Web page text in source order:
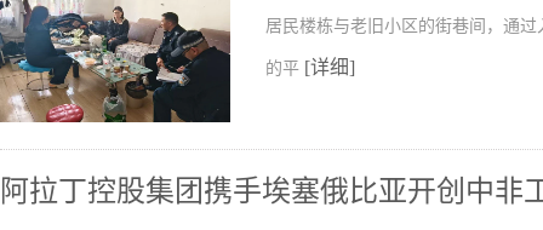
居民楼栋与老旧小区的街巷间，通
的平 [详细]
阿拉丁控股集团携手埃塞俄比亚开创中非